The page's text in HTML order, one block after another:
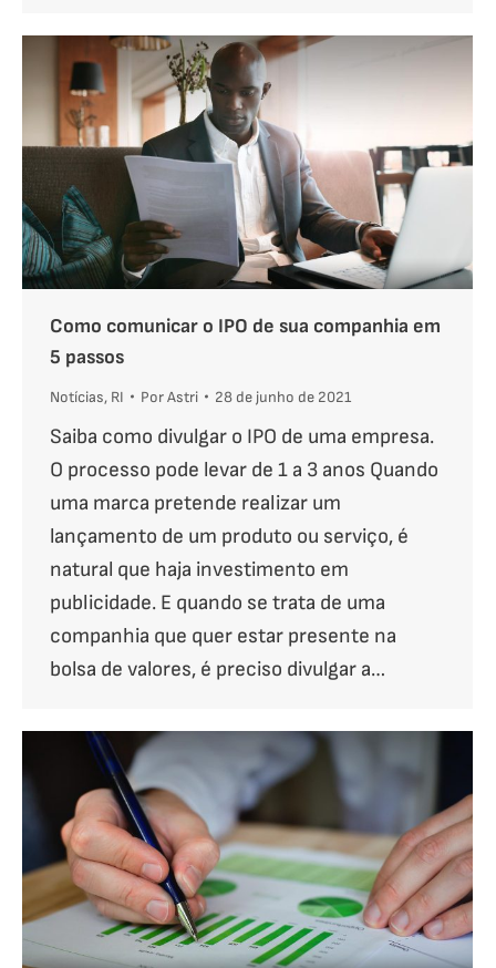
Como comunicar o IPO de sua companhia em
5 passos
Notícias, RI PorAstri 28 de junho de 2021
Saiba como divulgar o IPO de uma empresa.
O processo pode levar de 1 a 3 anos Quando
uma marca pretende realizar um
lançamento de um produto ou serviço, é
natural que haja investimento em
publicidade. E quando se trata de uma
companhia que quer estar presente na
bolsa de valores, é preciso divulgar a…